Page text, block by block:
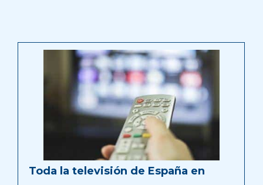
Toda la televisión de España en